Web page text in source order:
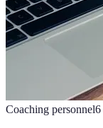
Coaching personnel6